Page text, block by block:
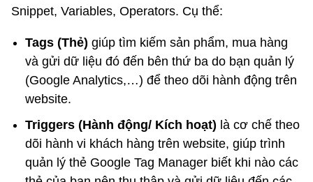
Snippet, Variables, Operators. Cụ thể:
Tags (Thẻ) giúp tìm kiếm sản phẩm, mua hàng
và gửi dữ liệu đó đến bên thứ ba do bạn quản lý
(Google Analytics,…) để theo dõi hành động trên
website.
Triggers (Hành động/ Kích hoạt) là cơ chế theo
dõi hành vi khách hàng trên website, giúp trình
quản lý thẻ Google Tag Manager biết khi nào các